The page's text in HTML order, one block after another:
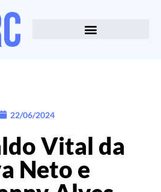
22/06/2024
Vital da
Neto e